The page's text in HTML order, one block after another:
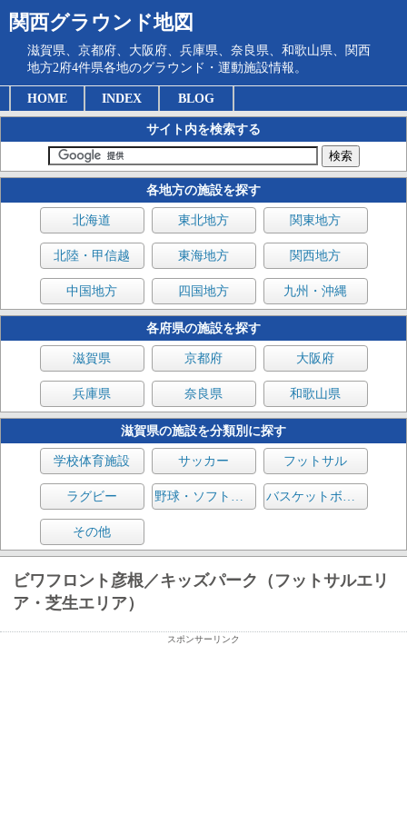
関西グラウンド地図
滋賀県、京都府、大阪府、兵庫県、奈良県、和歌山県、関西
地方2府4件県各地のグラウンド・運動施設情報。
HOME INDEX BLOG
サイト内を検索する
各地方の施設を探す
北海道 東北地方 関東地方
北陸・甲信越 東海地方 関西地方
中国地方 四国地方 九州・沖縄
各府県の施設を探す
滋賀県 京都府 大阪府
兵庫県 奈良県 和歌山県
滋賀県の施設を分類別に探す
学校体育施設 サッカー フットサル
ラグビー 野球・ソフトボール バスケットボール
その他
ビワフロント彦根／キッズパーク（フットサルエリ
ア・芝生エリア）
スポンサーリンク